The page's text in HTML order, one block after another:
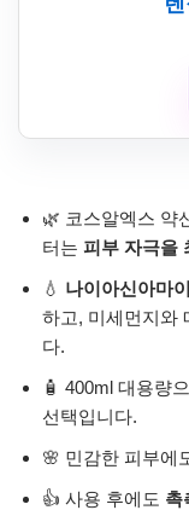
🌿 코스알엑스 약
터는 피부 자극을
💧 나이아신아마
하고, 미세먼지와
다.
🧴 400ml 대용량
선택입니다.
🌸 민감한 피부에
👍 사용 후에도 촉